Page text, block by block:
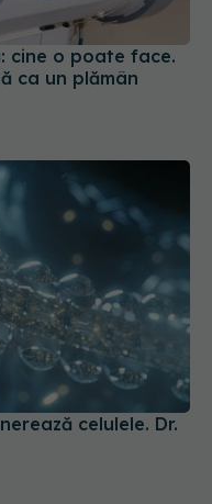
ca un plămân